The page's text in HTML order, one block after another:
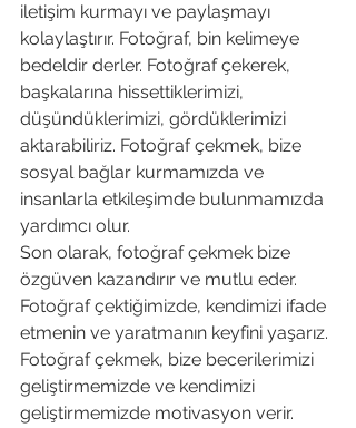
iletişim kurmayı ve paylaşmayı
kolaylaştırır. Fotoğraf, bin kelimeye
bedeldir derler. Fotoğraf çekerek,
başkalarına hissettiklerimizi,
düşündüklerimizi, gördüklerimizi
aktarabiliriz. Fotoğraf çekmek, bize
sosyal bağlar kurmamızda ve
insanlarla etkileşimde bulunmamızda
yardımcı olur.
Son olarak, fotoğraf çekmek bize
özgüven kazandırır ve mutlu eder.
Fotoğraf çektiğimizde, kendimizi ifade
etmenin ve yaratmanın keyfini yaşarız.
Fotoğraf çekmek, bize becerilerimizi
geliştirmemizde ve kendimizi
geliştirmemizde motivasyon verir.